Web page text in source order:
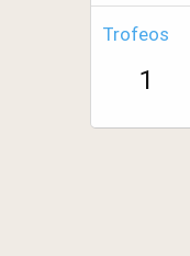
Trofeos
1